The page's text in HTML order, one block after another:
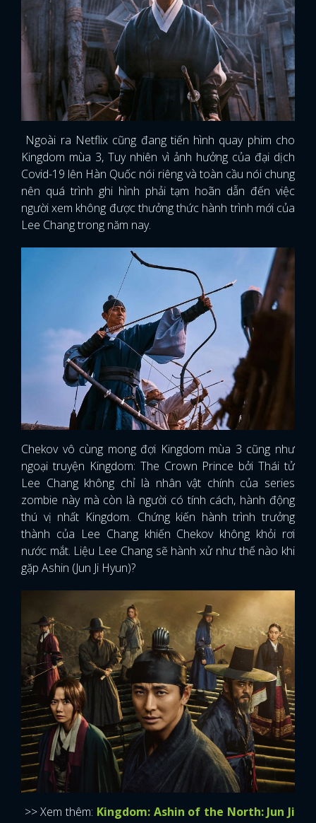
Ngoài ra Netflix cũng đang tiến hình quay phim cho
Kingdom mùa 3, Tuy nhiên vì ảnh hưởng của đại dịch
Covid-19 lên Hàn Quốc nói riêng và toàn cầu nói chung
nên quá trình ghi hình phải tạm hoãn dẫn đến việc
người xem không được thưởng thức hành trình mới của
Lee Chang trong năm nay.
Chekov vô cùng mong đợi Kingdom mùa 3 cũng như
ngoại truyện Kingdom: The Crown Prince bởi Thái tử
Lee Chang không chỉ là nhân vật chính của series
zombie này mà còn là người có tính cách, hành động
thú vị nhất Kingdom. Chứng kiến hành trình trưởng
thành của Lee Chang khiến Chekov không khỏi rơi
nước mắt. Liệu Lee Chang sẽ hành xử như thế nào khi
gặp Ashin (Jun Ji Hyun)?
>> Xem thêm: Kingdom: Ashin of the North: Jun Ji